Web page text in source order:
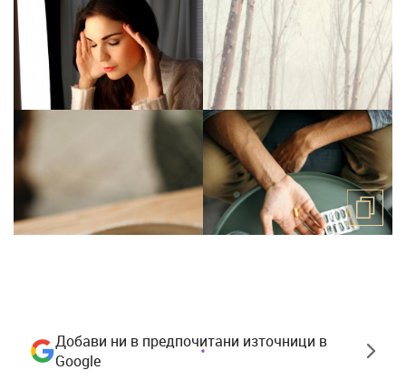
Добави ни в предпочитани източници в
Google